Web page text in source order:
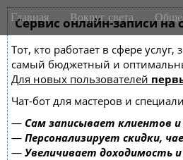
Сервис онлайн-записи на
Тот, кто работает в сфере
самый бюджетный и
Для новых пользователей
Чат-бот для мастеров и
— Сам записывает клиентов
— Персонализирует скидки,
— Увеличивает доходимость
M
a
n
m
e
n
u
i
Главная Вокруг света